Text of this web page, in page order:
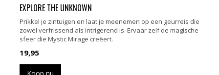
EXPLORE THE UNKNOWN
Prikkel je zintuigen en laat je meenemen op een geurreis die
zowel verfrissend als intrigerend is. Ervaar zelf de magische
sfeer die Mystic Mirage creëert.
19,95